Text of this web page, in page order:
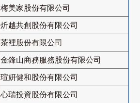
梅美家股份有限公司
炘越共創股份有限公司
茶裡股份有限公司
金鋒山商務服務股份有限公司
瑄妍健和股份有限公司
心瑞投資股份有限公司